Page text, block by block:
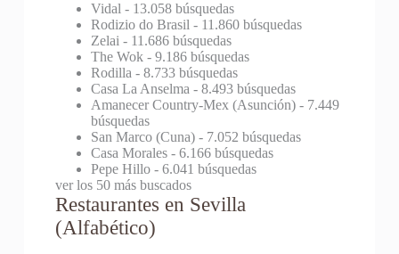
Vidal - 13.058 búsquedas
Rodizio do Brasil - 11.860 búsquedas
Zelai - 11.686 búsquedas
The Wok- 9.186 búsquedas
Rodilla - 8.733 búsquedas
Casa La Anselma - 8.493 búsquedas
Amanecer Country-Mex (Asunción)- 7.449
búsquedas
San Marco (Cuna)- 7.052 búsquedas
Casa Morales- 6.166 búsquedas
Pepe Hillo- 6.041 búsquedas
ver los 50 más buscados
Restaurantes en Sevilla
(Alfabético)